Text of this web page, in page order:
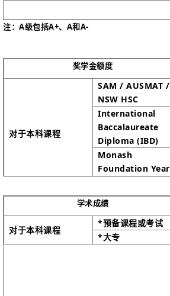
传统中医
注：A级包括A+、A和A-
奖学金额度
对于本科课程
SAM / AUSMAT /
NSW HSC
International
Baccalaureate
Diploma (IBD)
Monash
Foundation Year
学术成绩
对于本科课程
*预备课程或考试
*大专